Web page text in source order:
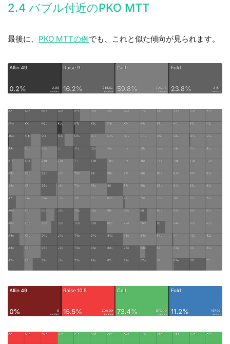
2.4 バブル付近のPKO MTT
最後に、 PKO MTTの例でも、これと似た傾向が見られます。